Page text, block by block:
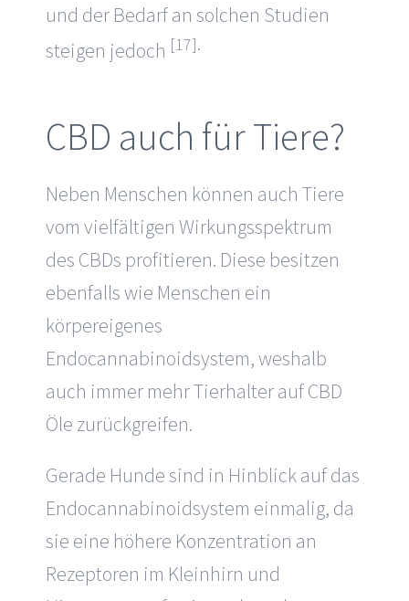
und der Bedarf an solchen Studien
steigen jedoch [17].
CBD auch für Tiere?
Neben Menschen können auch Tiere
vom vielfältigen Wirkungsspektrum
des CBDs profitieren. Diese besitzen
ebenfalls wie Menschen ein
körpereigenes
Endocannabinoidsystem, weshalb
auch immer mehr Tierhalter auf CBD
Öle zurückgreifen.
Gerade Hunde sind in Hinblick auf das
Endocannabinoidsystem einmalig, da
sie eine höhere Konzentration an
Rezeptoren im Kleinhirn und